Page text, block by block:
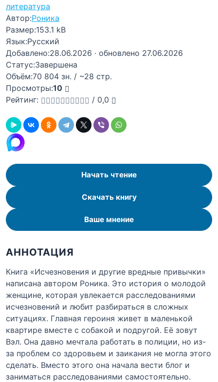
литература
Автор:Роника
Размер:153.1 kB
Язык:Русский
Добавлено:28.06.2026 · обновлено 27.06.2026
Статус:Завершена
Объём:70 804 зн. / ~28 стр.
Просмотры:10
Рейтинг:
/ 0,0
Начать чтение
Скачать книгу
Ваше мнение
АННОТАЦИЯ
Книга «Исчезновения и другие вредные привычки»
написана автором Роника. Это история о молодой
женщине, которая увлекается расследованиями
исчезновений и любит разбираться в сложных
ситуациях. Главная героиня живет в маленькой
квартире вместе с собакой и подругой. Её зовут
Вэл. Она давно мечтала работать в полиции, но из-
за проблем со здоровьем и заикания не могла этого
сделать. Вместо этого она начала вести блог и
заниматься расследованиями самостоятельно.